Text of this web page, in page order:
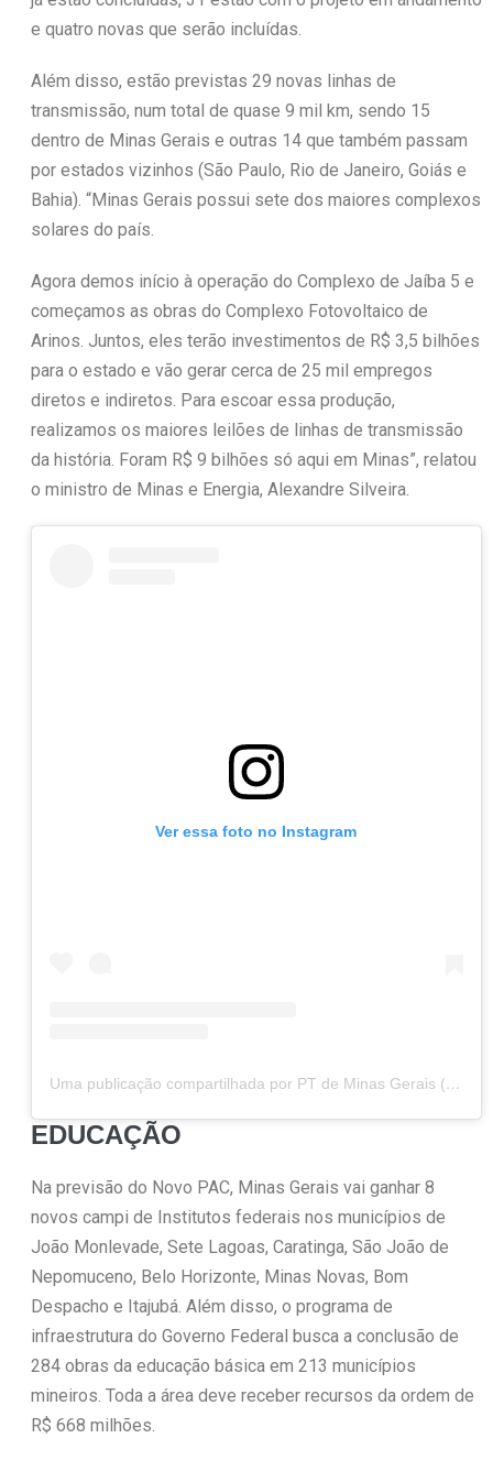
e quatro novas que serão incluídas.
Além disso, estão previstas 29 novas linhas de
transmissão, num total de quase 9 mil km, sendo 15
dentro de Minas Gerais e outras 14 que também passam
por estados vizinhos (São Paulo, Rio de Janeiro, Goiás e
Bahia). “Minas Gerais possui sete dos maiores complexos
solares do país.
Agora demos início à operação do Complexo de Jaíba 5 e
começamos as obras do Complexo Fotovoltaico de
Arinos. Juntos, eles terão investimentos de R$ 3,5 bilhões
para o estado e vão gerar cerca de 25 mil empregos
diretos e indiretos. Para escoar essa produção,
realizamos os maiores leilões de linhas de transmissão
da história. Foram R$ 9 bilhões só aqui em Minas”, relatou
o ministro de Minas e Energia, Alexandre Silveira.
Ver essa foto no Instagram
Uma publicação compartilhada por PT de Minas Gerais (@ptdeminas)
EDUCAÇÃO
Na previsão do Novo PAC, Minas Gerais vai ganhar 8
novos campi de Institutos federais nos municípios de
João Monlevade, Sete Lagoas, Caratinga, São João de
Nepomuceno, Belo Horizonte, Minas Novas, Bom
Despacho e Itajubá. Além disso, o programa de
infraestrutura do Governo Federal busca a conclusão de
284 obras da educação básica em 213 municípios
mineiros. Toda a área deve receber recursos da ordem de
R$ 668 milhões.